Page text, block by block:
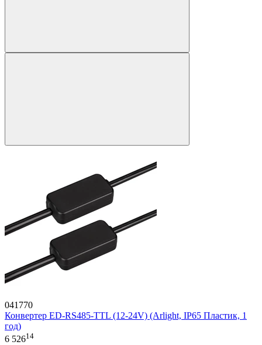
041770
Конвертер ED-RS485-TTL (12-24V) (Arlight, IP65 Пластик, 1
год)
6 52614